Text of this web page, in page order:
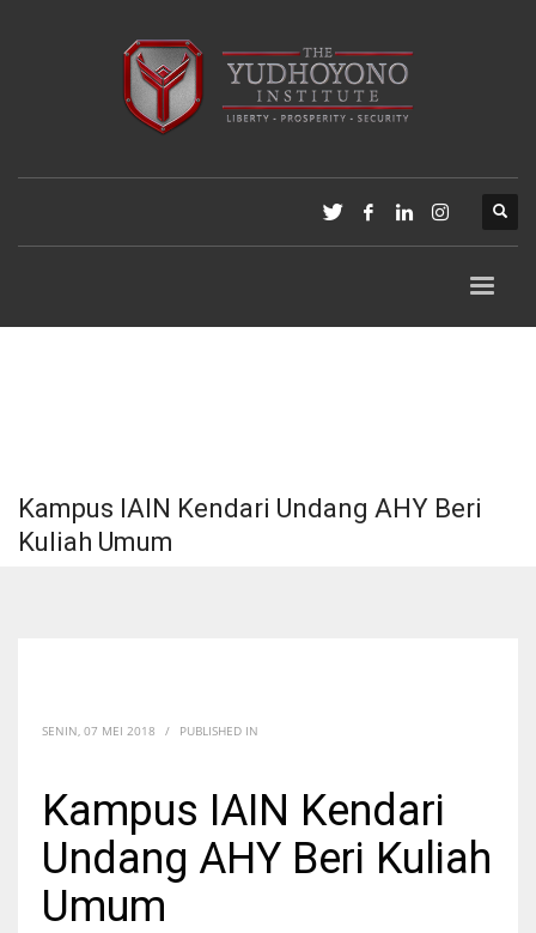
Kampus IAIN Kendari Undang AHY Beri
Kuliah Umum
SENIN, 07 MEI 2018 / PUBLISHED IN
Kampus IAIN Kendari
Undang AHY Beri Kuliah
Umum